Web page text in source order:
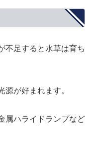
不足すると水草は育ち
源が好まれます。
属ハライドランプなど